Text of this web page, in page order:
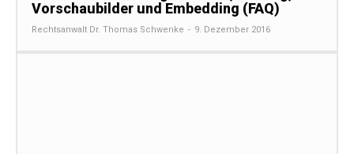
Vorschaubilder und Embedding (FAQ)
Rechtsanwalt Dr. Thomas Schwenke - 9. Dezember 2016